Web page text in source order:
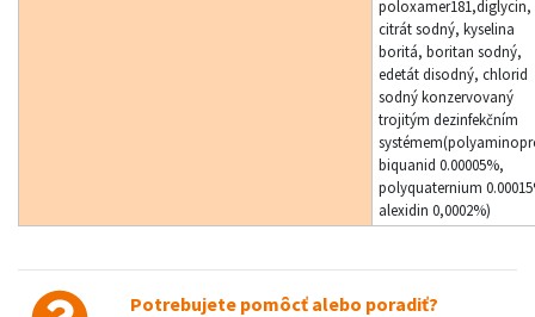
poloxamer181,diglycin,
citrát sodný, kyselina
boritá, boritan sodný,
edetát disodný, chlorid
sodný konzervovaný
trojitým dezinfekčním
biquanid 0.00005%,
polyquaternium
alexidin 0,0002%)
Potrebujete pomôcť alebo poradiť?